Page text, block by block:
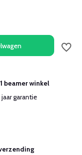
beamer winkel
garantie